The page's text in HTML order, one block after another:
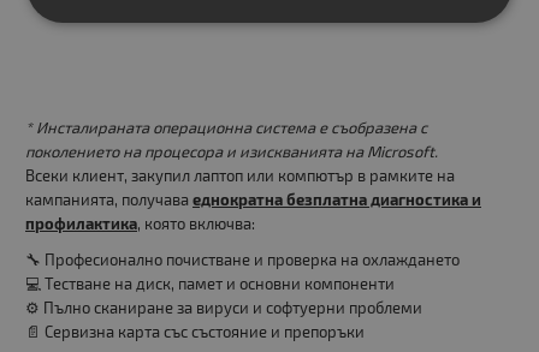
* Инсталираната операционна система е съобразена с
поколението на процесора и изискванията на Microsoft.
Всеки клиент, закупил лаптоп или компютър в рамките на
кампанията, получава еднократна безплатна диагностика и
профилактика, която включва:
🔧 Професионално почистване и проверка на охлаждането
💻 Тестване на диск, памет и основни компоненти
⚙️ Пълно сканиране за вируси и софтуерни проблеми
📄 Сервизна карта със състояние и препоръки